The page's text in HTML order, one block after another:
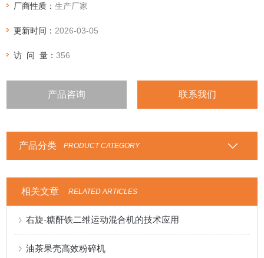
厂商性质：生产厂家
更新时间： 2026-03-05
访 问 量：356
产品咨询 联系我们
产品分类 PRODUCT CATEGORY
相关文章 RELATED ARTICLES
右旋-糖酐铁二维运动混合机的技术应用
油茶果壳高效粉碎机